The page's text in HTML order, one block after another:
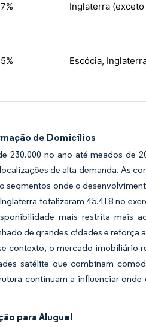
Inglaterra
Escócia,
de Domicílios
no ano até meados de
de alta demanda. As
segmentos onde o
totalizaram 45.418 no
mais restrita mais
de grandes cidades e reforça
contexto, o mercado imobiliário
satélite que combinam
continuam a influenciar
para Aluguel